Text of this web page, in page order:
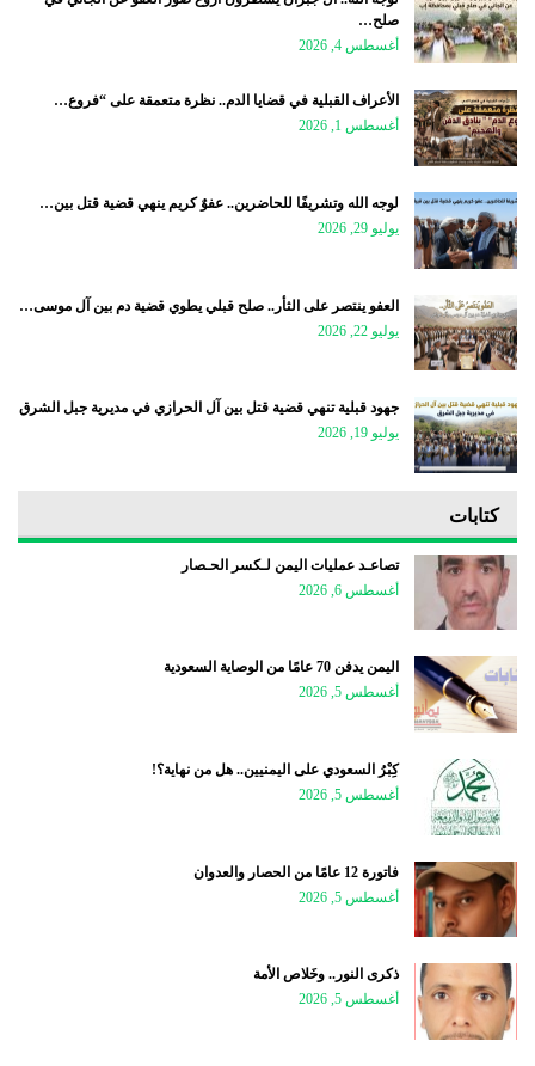
صلح…
أغسطس 4, 2026
الأعراف القبلية في قضايا الدم.. نظرة متعمقة على “فروع…
أغسطس 1, 2026
لوجه الله وتشريفًا للحاضرين.. عفوٌ كريم ينهي قضية قتل بين…
يوليو 29, 2026
العفو ينتصر على الثأر.. صلح قبلي يطوي قضية دم بين آل موسى…
يوليو 22, 2026
جهود قبلية تنهي قضية قتل بين آل الحرازي في مديرية جبل الشرق
يوليو 19, 2026
كتابات
تصاعـد عمليات اليمن لـكسر الحـصار
أغسطس 6, 2026
اليمن يدفن 70 عامًا من الوصاية السعودية
أغسطس 5, 2026
كِبْرُ السعودي على اليمنيين.. هل من نهاية؟!
أغسطس 5, 2026
فاتورة 12 عامًا من الحصار والعدوان
أغسطس 5, 2026
ذكرى النور.. وخَلاص الأمة
أغسطس 5, 2026